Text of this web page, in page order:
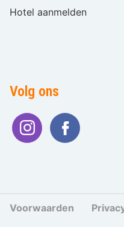
Hotel aanmelden
Volg ons
Voorwaarden